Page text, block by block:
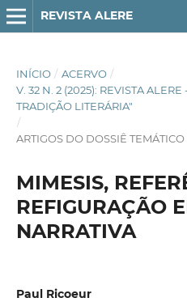
REVISTA ALERE
INÍCIO / ACERVO /
V. 32 N. 2 (2025): REVISTA
TRADIÇÃO LITERÁRIA"
/
ARTIGOS DO DOSSIÊ TEMÁTICO
MIMESIS,
REFIGURAÇÃO
NARRATIVA
Paul Ricoeur